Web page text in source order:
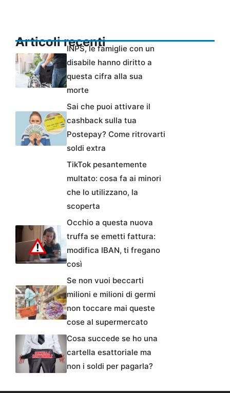
Articoli recentiINPS, le famiglie con un
disabile hanno diritto a
questa cifra alla sua
morte
Sai che puoi attivare il
cashback sulla tua
Postepay? Come ritrovarti
soldi extra
TikTok pesantemente
multato: cosa fa ai minori
che lo utilizzano, la
scoperta
Occhio a questa nuova
truffa se emetti fattura:
modifica IBAN, ti fregano
così
Se non vuoi beccarti
milioni e milioni di germi
non toccare mai queste
cose al supermercato
Cosa succede se ho una
cartella esattoriale ma
non i soldi per pagarla?